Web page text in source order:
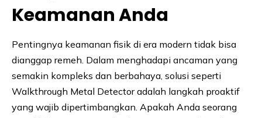
Keamanan Anda
Pentingnya keamanan fisik di era modern tidak bisa
dianggap remeh. Dalam menghadapi ancaman yang
semakin kompleks dan berbahaya, solusi seperti
Walkthrough Metal Detector adalah langkah proaktif
yang wajib dipertimbangkan. Apakah Anda seorang